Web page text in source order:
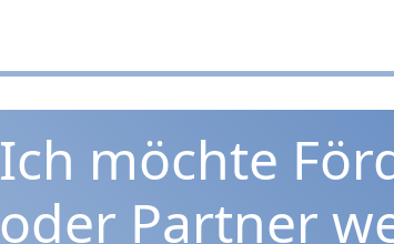
Ich möchte
oder Partner